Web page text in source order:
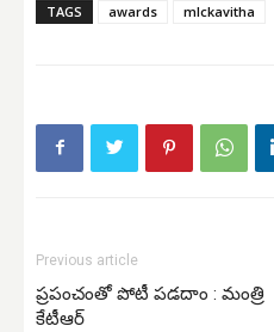
TAGS awards mlckavitha
Previous article
ప్ర‌పంచంతో పోటీ ప‌డ‌దాం : మంత్రి
కేటీఆర్